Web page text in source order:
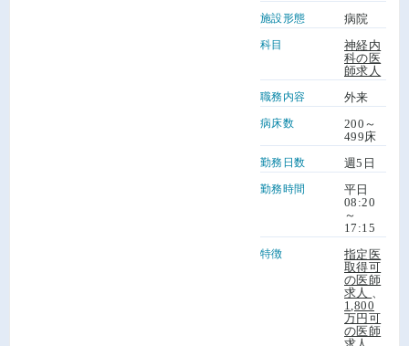
施設形態 病院
科目
神経内
科の医
師求人
職務内容 外来
病床数
200～
499床
勤務日数 週5日
勤務時間
平日
08:20
～
17:15
特徴
指定医
取得可
の医師
求人
1,800
万円可
の医師